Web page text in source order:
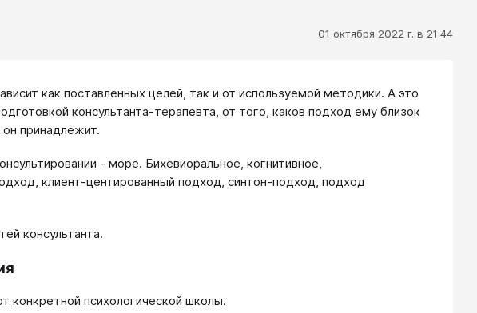
01 октября 2022 г. в 21:44
как поставленных целей, так и от используемой методики. А это
консультанта-терапевта, от того, каков подход ему близок
он принадлежит.
- море. Бихевиоральное, когнитивное,
клиент-центированный подход, синтон-подход, подход
консультанта.
конкретной психологической школы.